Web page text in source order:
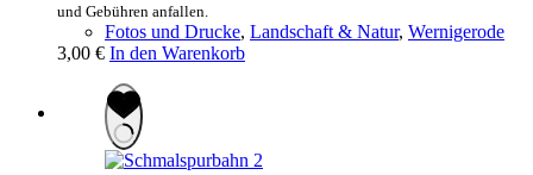
und Gebühren anfallen.
Fotos und Drucke, Landschaft & Natur, Wernigerode
3,00 € In den Warenkorb